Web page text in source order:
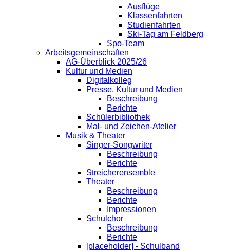
Ausflüge
Klassenfahrten
Studienfahrten
Ski-Tag am Feldberg
Spo-Team
Arbeitsgemeinschaften
AG-Überblick 2025/26
Kultur und Medien
Digitalkolleg
Presse, Kultur und Medien
Beschreibung
Berichte
Schülerbibliothek
Mal- und Zeichen-Atelier
Musik & Theater
Singer-Songwriter
Beschreibung
Berichte
Streicherensemble
Theater
Beschreibung
Berichte
Impressionen
Schulchor
Beschreibung
Berichte
[placeholder] - Schulband